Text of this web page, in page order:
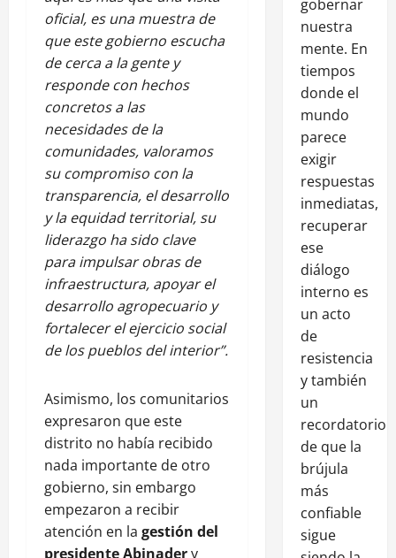
oficial, es una muestra de
que este gobierno escucha
de cerca a la gente y
responde con hechos
concretos a las
necesidades de la
comunidades, valoramos
su compromiso con la
transparencia, el desarrollo
y la equidad territorial, su
liderazgo ha sido clave
para impulsar obras de
infraestructura, apoyar el
desarrollo agropecuario y
fortalecer el ejercicio social
de los pueblos del interior”.
Asimismo, los comunitarios
expresaron que este
distrito no había recibido
nada importante de otro
gobierno, sin embargo
empezaron a recibir
atención en la gestión del
presidente Abinadery
gobernar
nuestra
mente. En
tiempos
donde el
mundo
parece
exigir
respuestas
inmediatas,
recuperar
ese
diálogo
interno es
un acto
de
resistencia
y también
un
recordatorio
de que la
brújula
más
confiable
sigue